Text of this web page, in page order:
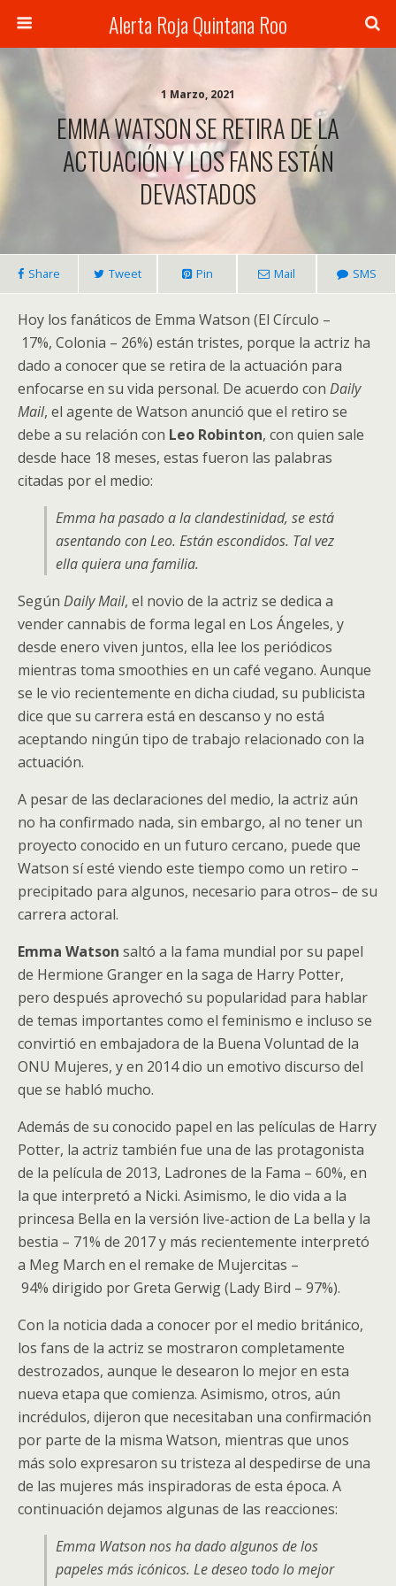
Alerta Roja Quintana Roo
1 Marzo, 2021
EMMA WATSON SE RETIRA DE LA
ACTUACIÓN Y LOS FANS ESTÁN
DEVASTADOS
Share Tweet Pin Mail SMS
Hoy los fanáticos de Emma Watson (El Círculo –
17%, Colonia – 26%) están tristes, porque la actriz ha
dado a conocer que se retira de la actuación para
enfocarse en su vida personal. De acuerdo con Daily
Mail, el agente de Watson anunció que el retiro se
debe a su relación con Leo Robinton, con quien sale
desde hace 18 meses, estas fueron las palabras
citadas por el medio:
Emma ha pasado a la clandestinidad, se está
asentando con Leo. Están escondidos. Tal vez
ella quiera una familia.
Según Daily Mail, el novio de la actriz se dedica a
vender cannabis de forma legal en Los Ángeles, y
desde enero viven juntos, ella lee los periódicos
mientras toma smoothies en un café vegano. Aunque
se le vio recientemente en dicha ciudad, su publicista
dice que su carrera está en descanso y no está
aceptando ningún tipo de trabajo relacionado con la
actuación.
A pesar de las declaraciones del medio, la actriz aún
no ha confirmado nada, sin embargo, al no tener un
proyecto conocido en un futuro cercano, puede que
Watson sí esté viendo este tiempo como un retiro –
precipitado para algunos, necesario para otros– de su
carrera actoral.
Emma Watson saltó a la fama mundial por su papel
de Hermione Granger en la saga de Harry Potter,
pero después aprovechó su popularidad para hablar
de temas importantes como el feminismo e incluso se
convirtió en embajadora de la Buena Voluntad de la
ONU Mujeres, y en 2014 dio un emotivo discurso del
que se habló mucho.
Además de su conocido papel en las películas de Harry
Potter, la actriz también fue una de las protagonista
de la película de 2013, Ladrones de la Fama – 60%, en
la que interpretó a Nicki. Asimismo, le dio vida a la
princesa Bella en la versión live-action de La bella y la
bestia – 71% de 2017 y más recientemente interpretó
a Meg March en el remake de Mujercitas –
94% dirigido por Greta Gerwig (Lady Bird – 97%).
Con la noticia dada a conocer por el medio británico,
los fans de la actriz se mostraron completamente
destrozados, aunque le desearon lo mejor en esta
nueva etapa que comienza. Asimismo, otros, aún
incrédulos, dijeron que necesitaban una confirmación
por parte de la misma Watson, mientras que unos
más solo expresaron su tristeza al despedirse de una
de las mujeres más inspiradoras de esta época. A
continuación dejamos algunas de las reacciones:
Emma Watson nos ha dado algunos de los
papeles más icónicos. Le deseo todo lo mejor